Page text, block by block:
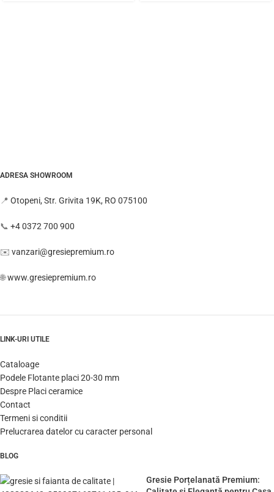
ADRESA SHOWROOM
📍 Otopeni, Str. Grivita 19K, RO 075100
📞 +4 0372 700 900
✉️ vanzari@gresiepremium.ro
🌐www.gresiepremium.ro
LINK-URI UTILE
Cataloage
Podele Flotante placi 20-30 mm
Despre Placi ceramice
Contact
Termeni si conditii
Prelucrarea datelor cu caracter personal
BLOG
Gresie Porțelanată Premium: